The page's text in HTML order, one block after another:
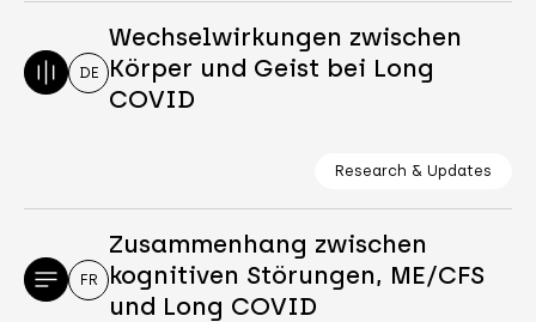
DE
Wechselwirkungen zwischen
Körper und Geist bei Long
COVID
Research & Updates
FR
Zusammenhang zwischen
kognitiven Störungen, ME/CFS
und Long COVID